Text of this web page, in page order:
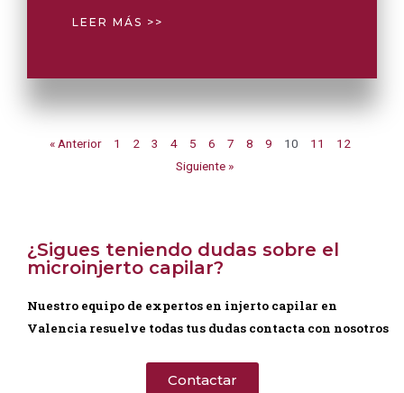
LEER MÁS >>
« Anterior 1 2 3 4 5 6 7 8 9 10 11
12
Siguiente »
¿Sigues teniendo dudas sobre el
microinjerto capilar?
Nuestro equipo de expertos en injerto capilar en
Valencia resuelve todas tus dudas contacta con nosotros
Contactar